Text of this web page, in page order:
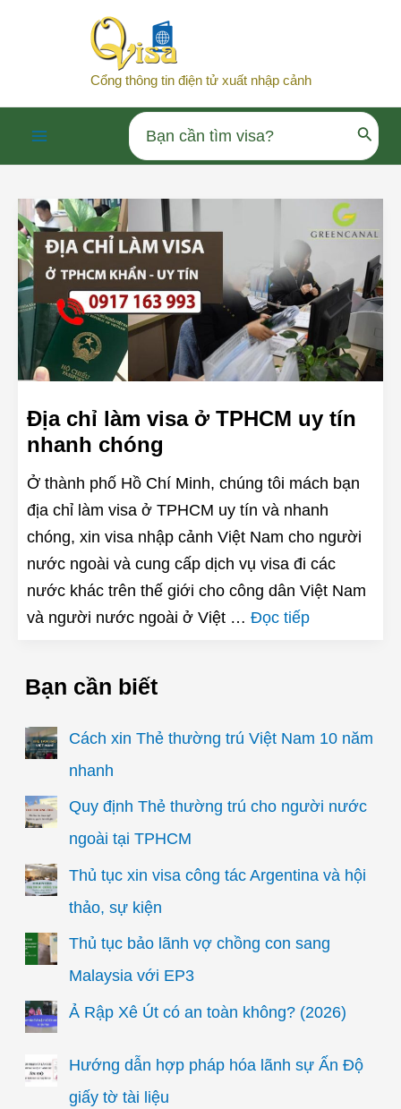
Cổng thông tin điện tử xuất nhập cảnh
Menu
Search
for:
Địa chỉ làm visa ở TPHCM uy tín
nhanh chóng
Ở thành phố Hồ Chí Minh, chúng tôi mách bạn
địa chỉ làm visa ở TPHCM uy tín và nhanh
chóng, xin visa nhập cảnh Việt Nam cho người
nước ngoài và cung cấp dịch vụ visa đi các
nước khác trên thế giới cho công dân Việt Nam
và người nước ngoài ở Việt … Đọc tiếp
Bạn cần biết
Cách xin Thẻ thường trú Việt Nam 10 năm
nhanh
Quy định Thẻ thường trú cho người nước
ngoài tại TPHCM
Thủ tục xin visa công tác Argentina và hội
thảo, sự kiện
Thủ tục bảo lãnh vợ chồng con sang
Malaysia với EP3
Ả Rập Xê Út có an toàn không? (2026)
Hướng dẫn hợp pháp hóa lãnh sự Ấn Độ
giấy tờ tài liệu